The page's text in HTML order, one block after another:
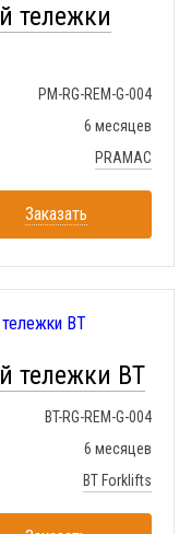
тележки
PM-RG-REM-G-004
6 месяцев
PRAMAC
Заказать
тележки BT
BT-RG-REM-G-004
6 месяцев
BT Forklifts